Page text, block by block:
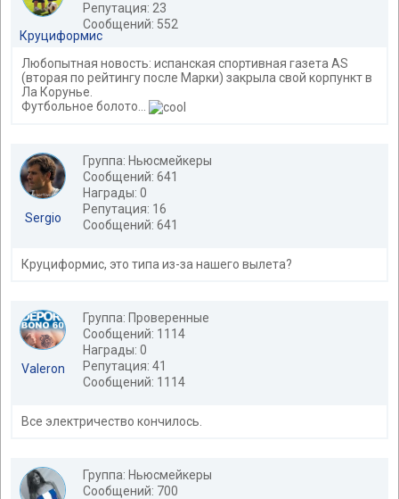
Круциформис
Репутация: 23
Сообщений: 552
Любопытная новость: испанская спортивная газета AS
(вторая по рейтингу после Марки) закрыла свой корпункт в
Ла Корунье.
Футбольное болото...
Sergio
Группа: Ньюсмейкеры
Сообщений: 641
Награды: 0
Репутация: 16
Сообщений: 641
Круциформис, это типа из-за нашего вылета?
Valeron
Группа: Проверенные
Сообщений: 1114
Награды: 0
Репутация: 41
Сообщений: 1114
Все электричество кончилось.
Группа: Ньюсмейкеры
Сообщений: 700